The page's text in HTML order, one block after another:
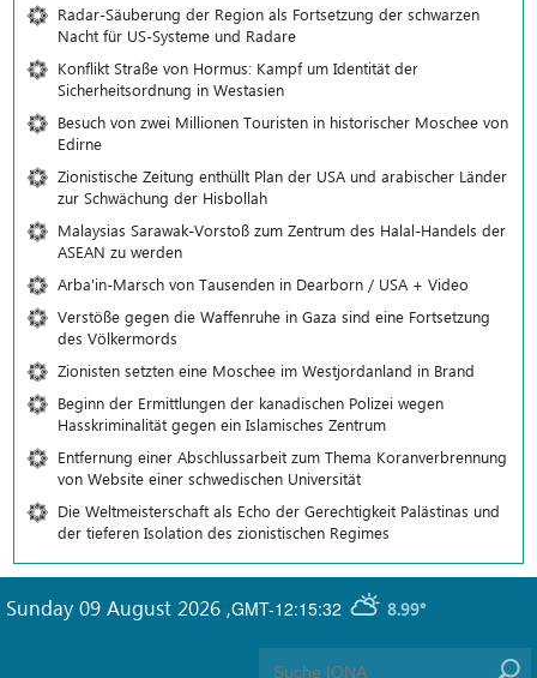
Radar-Säuberung der Region als Fortsetzung der schwarzen
Nacht für US-Systeme und Radare
Konflikt Straße von Hormus: Kampf um Identität der
Sicherheitsordnung in Westasien
Besuch von zwei Millionen Touristen in historischer Moschee von
Edirne
Zionistische Zeitung enthüllt Plan der USA und arabischer Länder
zur Schwächung der Hisbollah
Malaysias Sarawak-Vorstoß zum Zentrum des Halal-Handels der
ASEAN zu werden
Arba'in-Marsch von Tausenden in Dearborn / USA + Video
Verstöße gegen die Waffenruhe in Gaza sind eine Fortsetzung
des Völkermords
Zionisten setzten eine Moschee im Westjordanland in Brand
Beginn der Ermittlungen der kanadischen Polizei wegen
Hasskriminalität gegen ein Islamisches Zentrum
Entfernung einer Abschlussarbeit zum Thema Koranverbrennung
von Website einer schwedischen Universität
Die Weltmeisterschaft als Echo der Gerechtigkeit Palästinas und
der tieferen Isolation des zionistischen Regimes
GMT-12:15:32 8.99°
Sunday 09 August 2026 ,